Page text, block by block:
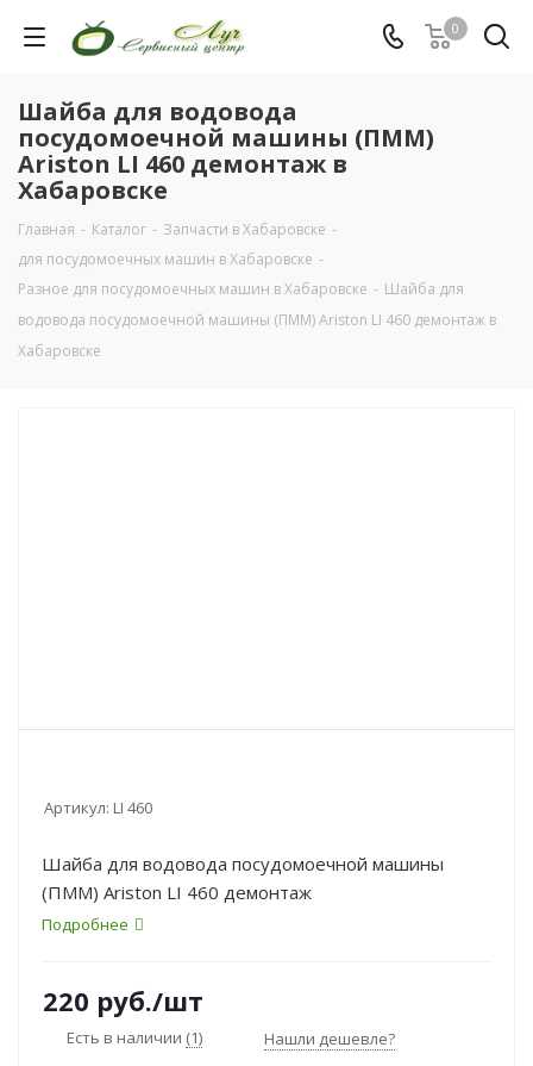
0
Шайба для водовода
посудомоечной машины (ПММ)
Ariston LI 460 демонтаж в
Хабаровске
Главная - Каталог - Запчасти в Хабаровске -
для посудомоечных машин в Хабаровске -
Разное для посудомоечных машин в Хабаровске - Шайба для
водовода посудомоечной машины (ПММ) Ariston LI 460 демонтаж в
Хабаровске
Артикул: LI 460
Шайба для водовода посудомоечной машины
(ПММ) Ariston LI 460 демонтаж
Подробнее
220 руб./шт
Есть в наличии (1) Нашли дешевле?